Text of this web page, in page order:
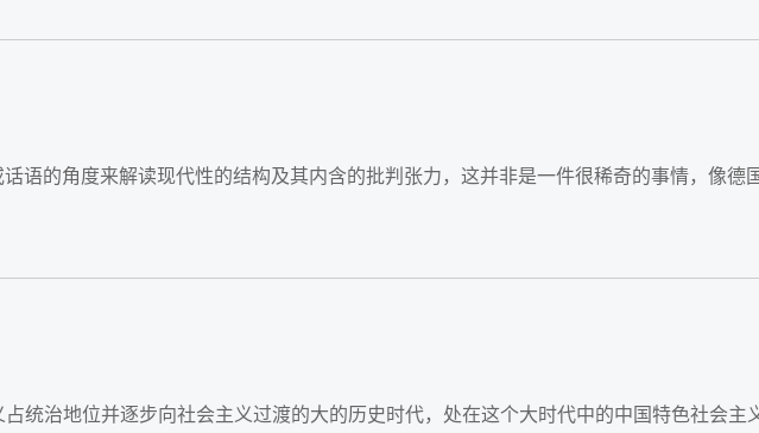
的角度来解读现代性的结构及其内含的批判张力，这并非是一件很稀奇的事情，像德
统治地位并逐步向社会主义过渡的大的历史时代，处在这个大时代中的中国特色社会主